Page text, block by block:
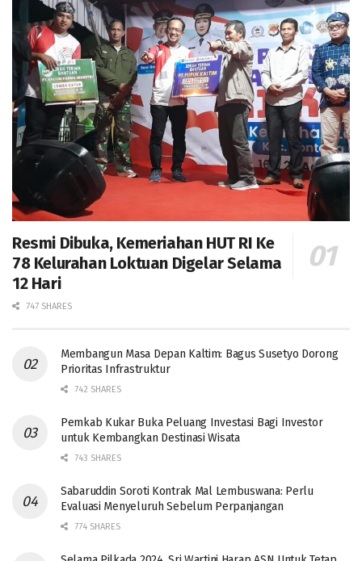
Resmi Dibuka, Kemeriahan HUT RI Ke
78 Kelurahan Loktuan Digelar Selama
12 Hari
747 SHARES
Membangun Masa Depan Kaltim: Bagus Susetyo Dorong
Prioritas Infrastruktur
742 SHARES
Pemkab Kukar Buka Peluang Investasi Bagi Investor
untuk Kembangkan Destinasi Wisata
743 SHARES
Sabaruddin Soroti Kontrak Mal Lembuswana: Perlu
Evaluasi Menyeluruh Sebelum Perpanjangan
774 SHARES